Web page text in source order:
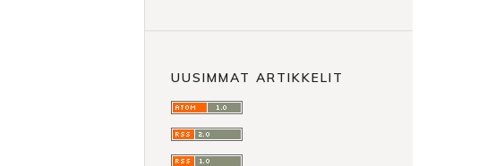
UUSIMMAT ARTIKKELIT